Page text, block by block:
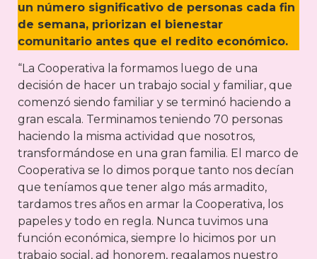
un número significativo de personas cada fin
de semana, priorizan el bienestar
comunitario antes que el redito económico.
“La Cooperativa la formamos luego de una
decisión de hacer un trabajo social y familiar, que
comenzó siendo familiar y se terminó haciendo a
gran escala. Terminamos teniendo 70 personas
haciendo la misma actividad que nosotros,
transformándose en una gran familia. El marco de
Cooperativa se lo dimos porque tanto nos decían
que teníamos que tener algo más armadito,
tardamos tres años en armar la Cooperativa, los
papeles y todo en regla. Nunca tuvimos una
función económica, siempre lo hicimos por un
trabajo social, ad honorem, regalamos nuestro